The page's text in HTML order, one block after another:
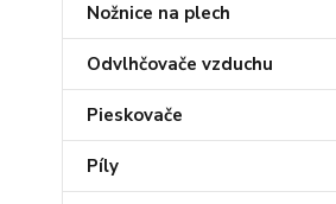
Nožnice na plech
Odvlhčovače vzduchu
Pieskovače
Píly